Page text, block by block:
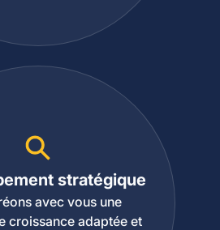
stratégique
avec vous une
croissance adaptée et